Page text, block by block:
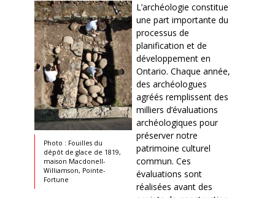
Photo : Fouilles du
dépôt de glace de 1819,
maison Macdonell-
Williamson, Pointe-
Fortune
L’archéologie constitue
une part importante du
processus de
planification et de
développement en
Ontario. Chaque année,
des archéologues
agréés remplissent des
milliers d’évaluations
archéologiques pour
préserver notre
patrimoine culturel
commun. Ces
évaluations sont
réalisées avant des